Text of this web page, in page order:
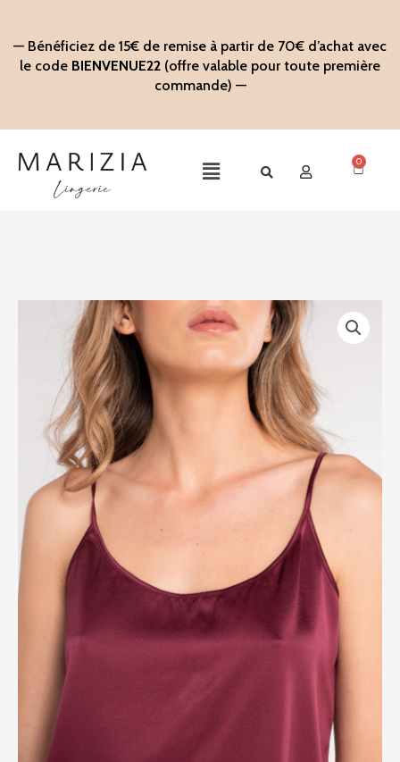
contenu
— Bénéficiez de 15€ de remise à partir de 70€ d’achat avec
le code BIENVENUE22 (offre valable pour toute première
commande) —
Main
0
Panier